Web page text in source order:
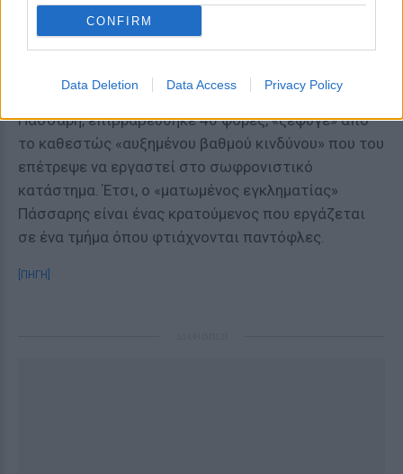
CONFIRM
Data Deletion Data Access Privacy Policy
επιβλήθηκαν πριν από το 2004, όταν ξεκίνησε την
ισόβια κάθειρξη και ο Έλληνας εγκληματίας
Από την άλλη, είπε επίσης ο δικηγόρος του
Πάσσαρη, επιβραβεύθηκε 46 φορές, «ξέφυγε» από
το καθεστώς «αυξημένου βαθμού κινδύνου» που του
επέτρεψε να εργαστεί στο σωφρονιστικό
κατάστημα. Έτσι, ο «ματωμένος εγκληματίας»
Πάσσαρης είναι ένας κρατούμενος που εργάζεται
σε ένα τμήμα όπου φτιάχνονται παντόφλες.
[ΠΗΓΗ]